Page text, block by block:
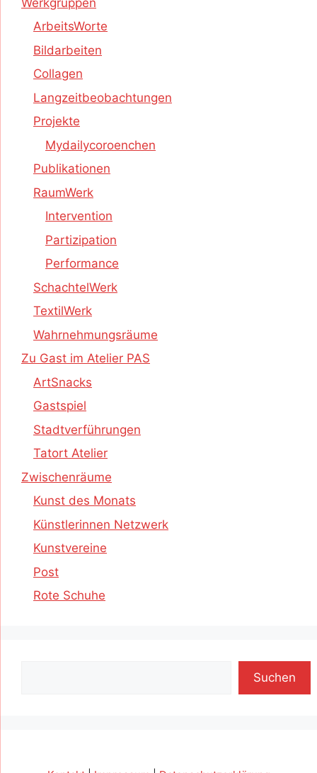
ArbeitsWorte
Bildarbeiten
Collagen
Langzeitbeobachtungen
Projekte
Mydailycoroenchen
Publikationen
RaumWerk
Intervention
Partizipation
Performance
SchachtelWerk
TextilWerk
Wahrnehmungsräume
Zu Gast im Atelier PAS
ArtSnacks
Gastspiel
Stadtverführungen
Tatort Atelier
Zwischenräume
Kunst des Monats
Künstlerinnen Netzwerk
Kunstvereine
Post
Rote Schuhe
Suchen